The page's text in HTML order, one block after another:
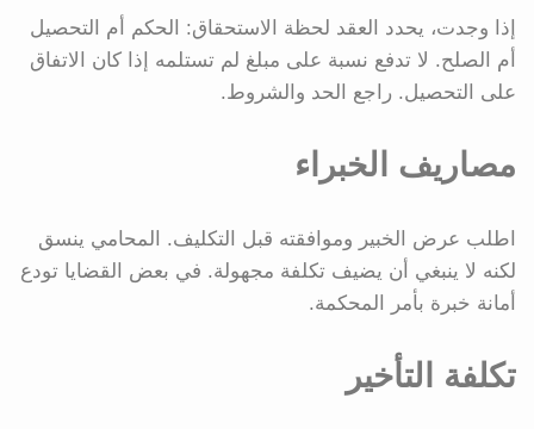
إذا وجدت، يحدد العقد لحظة الاستحقاق: الحكم أم التحصيل
أم الصلح. لا تدفع نسبة على مبلغ لم تستلمه إذا كان الاتفاق
على التحصيل. راجع الحد والشروط.
مصاريف الخبراء
اطلب عرض الخبير وموافقته قبل التكليف. المحامي ينسق
لكنه لا ينبغي أن يضيف تكلفة مجهولة. في بعض القضايا تودع
أمانة خبرة بأمر المحكمة.
تكلفة التأخير